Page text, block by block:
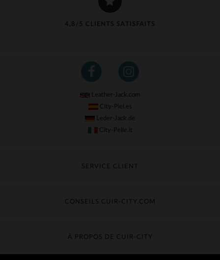
4,8/5 CLIENTS SATISFAITS
Leather-Jack.com
City-Piel.es
Leder-Jack.de
City-Pelle.it
SERVICE CLIENT
Échange & Remboursement
Contacter le service client
CONSEILS CUIR-CITY.COM
Guide des matières
À PROPOS DE CUIR-CITY